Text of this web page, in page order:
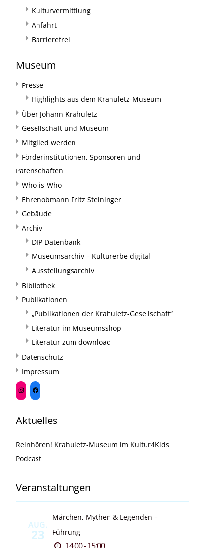
Kulturvermittlung
Anfahrt
Barrierefrei
Museum
Presse
Highlights aus dem Krahuletz-Museum
Über Johann Krahuletz
Gesellschaft und Museum
Mitglied werden
Förderinstitutionen, Sponsoren und
Patenschaften
Who-is-Who
Ehrenobmann Fritz Steininger
Gebäude
Archiv
DIP Datenbank
Museumsarchiv – Kulturerbe digital
Ausstellungsarchiv
Bibliothek
Publikationen
„Publikationen der Krahuletz-Gesellschaft“
Literatur im Museumsshop
Literatur zum download
Datenschutz
Impressum
Aktuelles
Reinhören! Krahuletz-Museum im Kultur4Kids
Podcast
Veranstaltungen
AUG.
23
Märchen, Mythen & Legenden –
Führung
14:00 - 15:00